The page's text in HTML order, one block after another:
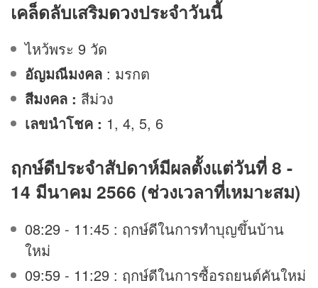
เคล็ดลับเสริมดวงประจำวันนี้
ไหว้พระ 9 วัด
อัญมณีมงคล : มรกต
สีมงคล : สีม่วง
เลขนำโชค : 1, 4, 5, 6
ฤกษ์ดีประจำสัปดาห์มีผลตั้งแต่วันที่ 8 -
14 มีนาคม 2566 (ช่วงเวลาที่เหมาะสม)
08:29 - 11:45 : ฤกษ์ดีในการทำบุญขึ้นบ้าน
ใหม่
09:59 - 11:29 : ฤกษ์ดีในการซื้อรถยนต์คันใหม่